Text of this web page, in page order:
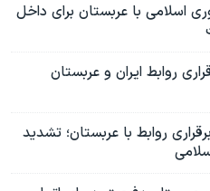
اسلامی با عربستان برای داخل
روابط ایران و عربستان
روابط با عربستان؛ تشدید